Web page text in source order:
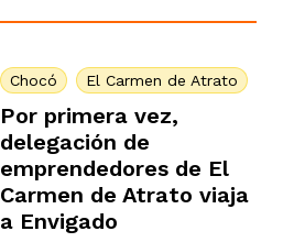
Chocó El Carmen de Atrato
Por primera vez,
delegación de
emprendedores de El
Carmen de Atrato viaja
a Envigado